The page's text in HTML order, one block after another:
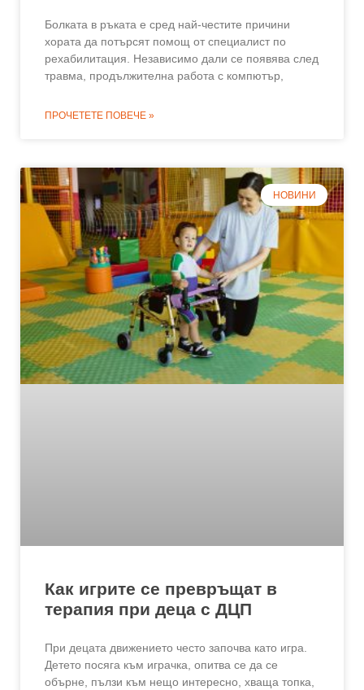
Болката в ръката е сред най-честите причини
хората да потърсят помощ от специалист по
рехабилитация. Независимо дали се появява след
травма, продължителна работа с компютър,
ПРОЧЕТЕТЕ ПОВЕЧЕ »
НОВИНИ
Как игрите се превръщат в
терапия при деца с ДЦП
При децата движението често започва като игра.
Детето посяга към играчка, опитва се да се
обърне, пълзи към нещо интересно, хваща топка,